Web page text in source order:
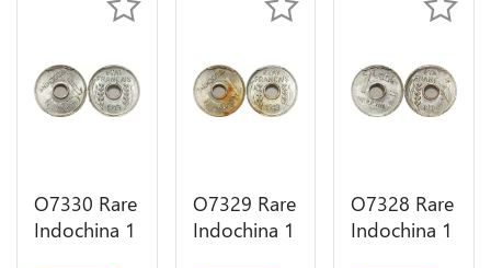
O7330 Rare
Indochina 1
O7329 Rare
Indochina 1
O7328 Rare
Indochina 1